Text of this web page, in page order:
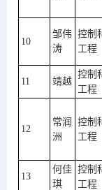
10
邹伟
涛
控制
工程
11 靖越
控制
工程
12
常润
洲
控制
工程
13
何佳
琪
控制
工程